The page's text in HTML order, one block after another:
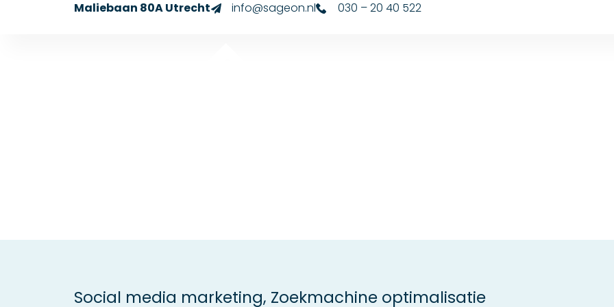
Maliebaan 80A Utrecht info@sageon.nl 030 – 20 40 522
Social media marketing, Zoekmachine optimalisatie